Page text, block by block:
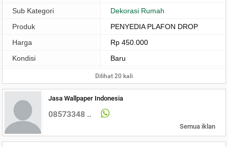
Sub Kategori
Dekorasi Rumah
Produk
PENYEDIA PLAFON DROP
Harga
Rp 450.000
Kondisi
Baru
Dilihat 20 kali
Jasa Wallpaper Indonesia
08573348 ..
Semua iklan